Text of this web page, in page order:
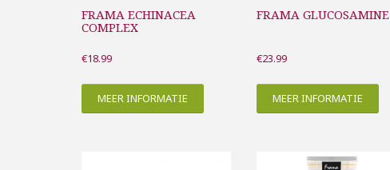
FRAMA ECHINACEA
COMPLEX
€18.99
MEER INFORMATIE
FRAMA GLUCOSAMINE
€23.99
MEER INFORMATIE